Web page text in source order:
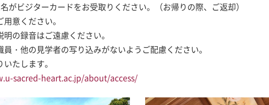
がビジターカードをお受取りください。（お帰りの際、ご返却）
意ください。
の録音はご遠慮ください。
員・他の見学者の写り込みがないようご配慮ください。
たします。
sacred-heart.ac.jp/about/access/